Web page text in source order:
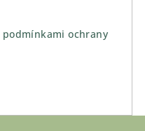
podmínkami ochrany